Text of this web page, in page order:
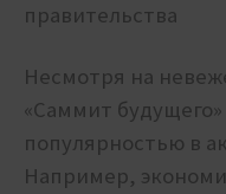
правительства
Несмотря на
«Саммит будущего»
популярностью в
Например,